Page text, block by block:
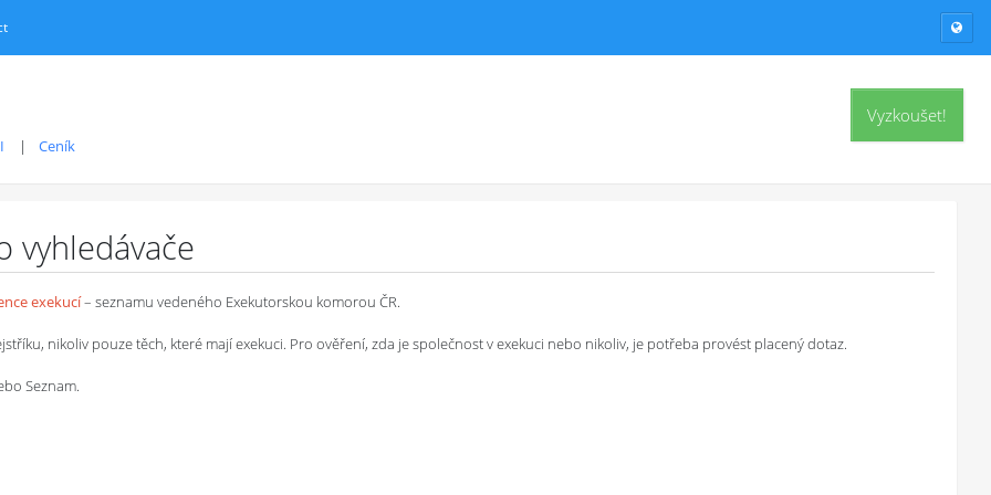
Vyzkoušet!
Ceník
vyhledávače
exekucí– seznamu vedeného Exekutorskou komorou ČR.
nikoliv pouze těch, které mají exekuci. Pro ověření, zda je společnost v exekuci nebo nikoliv, je potřeba provést placený dotaz.
Seznam.